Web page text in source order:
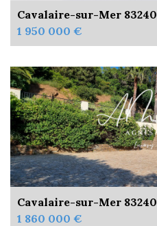
Cavalaire-sur-Mer 83240
1 950 000 €
Cavalaire-sur-Mer 83240
1 860 000 €